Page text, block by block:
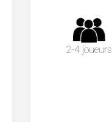
2-4 joueurs